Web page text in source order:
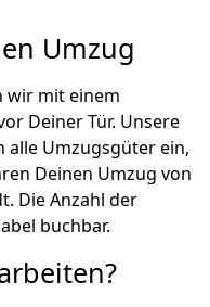
Umzug
wir mit einem
Deiner Tür. Unsere
alle Umzugsgüter ein,
Deinen Umzug von
Die Anzahl der
buchbar.